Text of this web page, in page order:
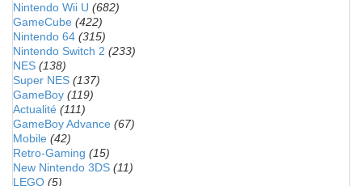
Nintendo Wii U (682)
GameCube (422)
Nintendo 64 (315)
Nintendo Switch 2 (233)
NES (138)
Super NES (137)
GameBoy (119)
Actualité (111)
GameBoy Advance (67)
Mobile (42)
Retro-Gaming (15)
New Nintendo 3DS (11)
LEGO (5)